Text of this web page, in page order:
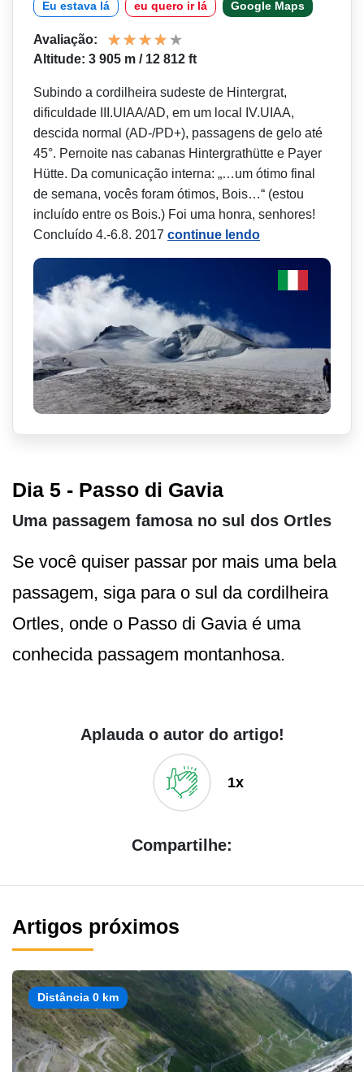
Eu estava lá eu quero ir lá Google Maps
Avaliação:
Altitude: 3 905 m / 12 812 ft
Subindo a cordilheira sudeste de Hintergrat,
dificuldade III.UIAA/AD, em um local IV.UIAA,
descida normal (AD-/PD+), passagens de gelo até
45°. Pernoite nas cabanas Hintergrathütte e Payer
Hütte. Da comunicação interna: „…um ótimo final
de semana, vocês foram ótimos, Bois…“ (estou
incluído entre os Bois.) Foi uma honra, senhores!
Concluído 4.-6.8. 2017 continue lendo
Dia 5 - Passo di Gavia
Uma passagem famosa no sul dos Ortles
Se você quiser passar por mais uma bela
passagem, siga para o sul da cordilheira
Ortles, onde o Passo di Gavia é uma
conhecida passagem montanhosa.
Aplauda o autor do artigo!
1x
Compartilhe:
Artigos próximos
Distância 0 km